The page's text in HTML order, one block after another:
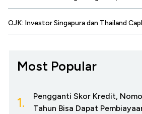
OJK: Investor Singapura dan Thailand
Most Popular
1.
Pengganti Skor Kredit,
Tahun Bisa Dapat